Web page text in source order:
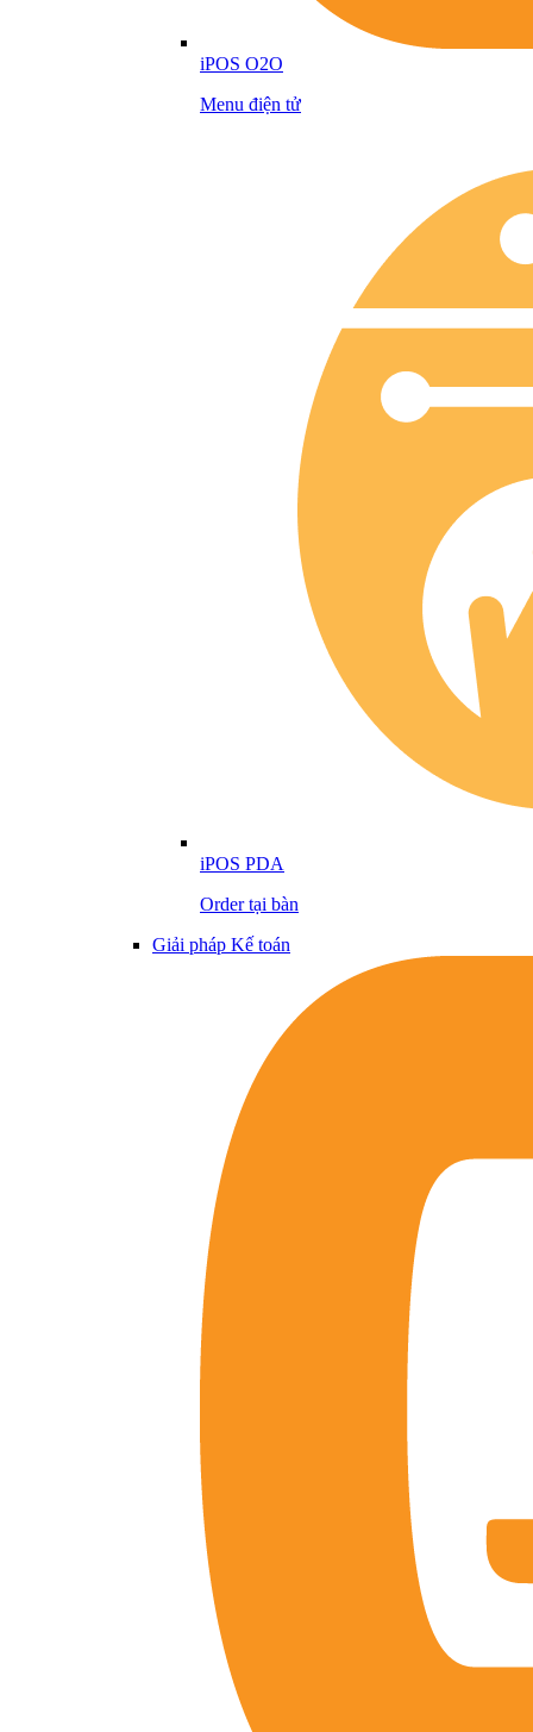
iPOS O2O
Menu điện tử
iPOS PDA
Order tại bàn
Giải pháp Kế toán